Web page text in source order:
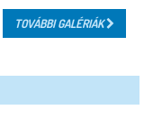
TOVÁBBI GALÉRIÁK